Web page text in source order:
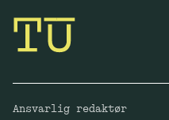
Ansvarlig redaktør